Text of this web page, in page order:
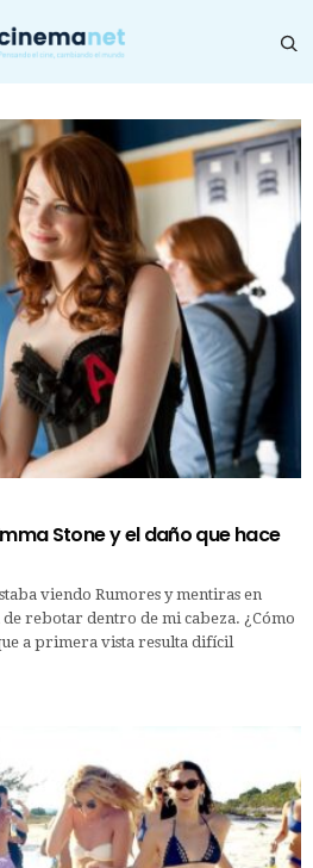
Stone y el daño que hace
viendo Rumores y mentiras en
rebotar dentro de mi cabeza. ¿Cómo
a primera vista resulta difícil